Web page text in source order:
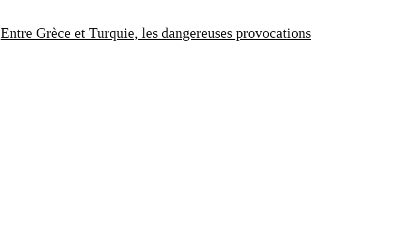
Entre Grèce et Turquie, les dangereuses provocations